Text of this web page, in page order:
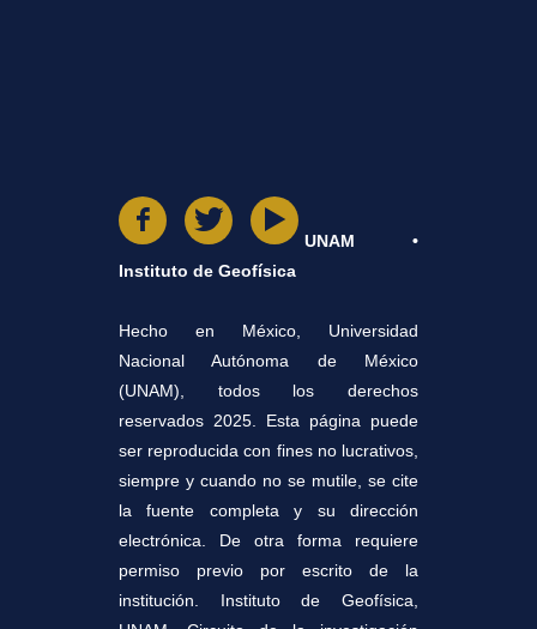
UNAM •
Instituto de Geofísica
Hecho en México, Universidad
Nacional Autónoma de México
(UNAM), todos los derechos
reservados 2025. Esta página puede
ser reproducida con fines no lucrativos,
siempre y cuando no se mutile, se cite
la fuente completa y su dirección
electrónica. De otra forma requiere
permiso previo por escrito de la
institución. Instituto de Geofísica,